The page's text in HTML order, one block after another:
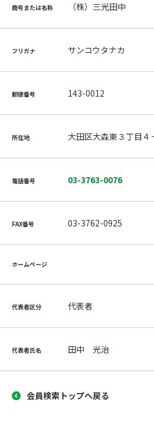
商号または名称 （株）三光田中
フリガナ サンコウタナカ
郵便番号 143-0012
所在地 大田区大森東３丁目
電話番号 03-3763-0076
FAX番号 03-3762-0925
ホームページ
代表者区分 代表者
代表者氏名 田中 光治
会員検索トップへ戻る